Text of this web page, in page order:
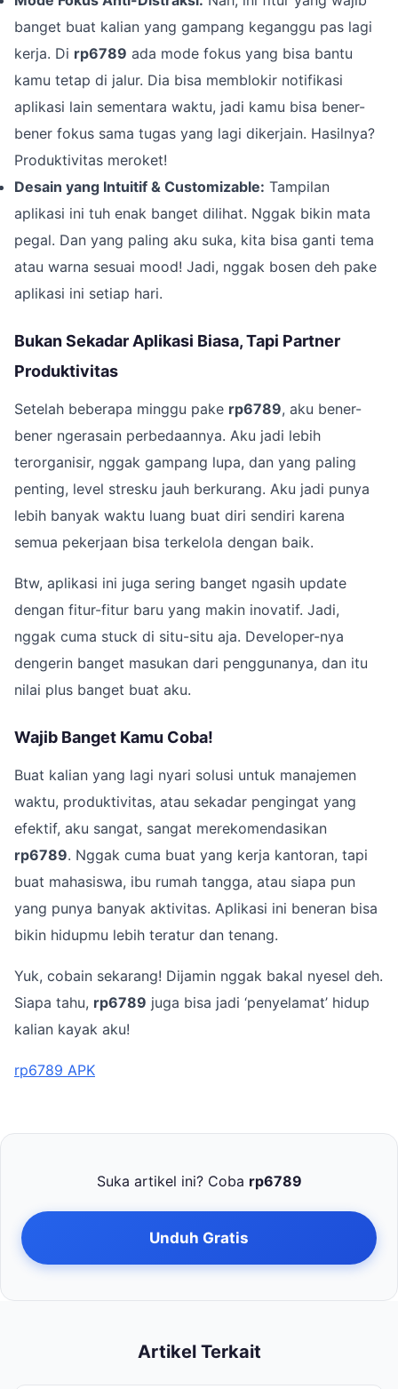
banget buat kalian yang gampang keganggu pas lagi
kerja. Di rp6789 ada mode fokus yang bisa bantu
kamu tetap di jalur. Dia bisa memblokir notifikasi
aplikasi lain sementara waktu, jadi kamu bisa bener-
bener fokus sama tugas yang lagi dikerjain. Hasilnya?
Produktivitas meroket!
Desain yang Intuitif & Customizable: Tampilan
aplikasi ini tuh enak banget dilihat. Nggak bikin mata
pegal. Dan yang paling aku suka, kita bisa ganti tema
atau warna sesuai mood! Jadi, nggak bosen deh pake
aplikasi ini setiap hari.
Bukan Sekadar Aplikasi Biasa, Tapi Partner
Produktivitas
Setelah beberapa minggu pake rp6789, aku bener-
bener ngerasain perbedaannya. Aku jadi lebih
terorganisir, nggak gampang lupa, dan yang paling
penting, level stresku jauh berkurang. Aku jadi punya
lebih banyak waktu luang buat diri sendiri karena
semua pekerjaan bisa terkelola dengan baik.
Btw, aplikasi ini juga sering banget ngasih update
dengan fitur-fitur baru yang makin inovatif. Jadi,
nggak cuma stuck di situ-situ aja. Developer-nya
dengerin banget masukan dari penggunanya, dan itu
nilai plus banget buat aku.
Wajib Banget Kamu Coba!
Buat kalian yang lagi nyari solusi untuk manajemen
waktu, produktivitas, atau sekadar pengingat yang
efektif, aku sangat, sangat merekomendasikan
rp6789. Nggak cuma buat yang kerja kantoran, tapi
buat mahasiswa, ibu rumah tangga, atau siapa pun
yang punya banyak aktivitas. Aplikasi ini beneran bisa
bikin hidupmu lebih teratur dan tenang.
Yuk, cobain sekarang! Dijamin nggak bakal nyesel deh.
Siapa tahu, rp6789 juga bisa jadi ‘penyelamat’ hidup
kalian kayak aku!
rp6789 APK
Suka artikel ini? Coba rp6789
Unduh Gratis
Artikel Terkait